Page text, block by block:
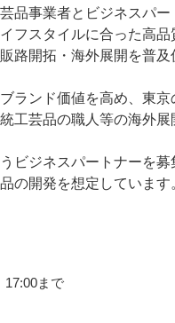
品事業者とビジネスパ
フスタイルに合った高
路開拓・海外展開を普及
ランド価値を高め、東
工芸品の職人等の海外
ビジネスパートナーを募
の開発を想定しています
17:00まで